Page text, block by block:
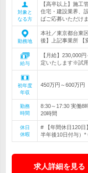
対象と
なる方
【高卒以上】施工
住宅・建設業界、
ばご応募いただけま
勤務地
本社／東京都台東
後】上記事業所 【
給与
【月給】230,000
定いたします※試
初年度
年収
450万円～600万円
勤務
時間
8:30～17:30 実働8
20時間
休日
休暇
# 【年間休日120日
半年後10日付与）*
求人詳細を見る